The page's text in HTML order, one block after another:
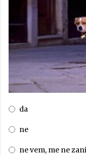
da
ne
ne vem, me ne